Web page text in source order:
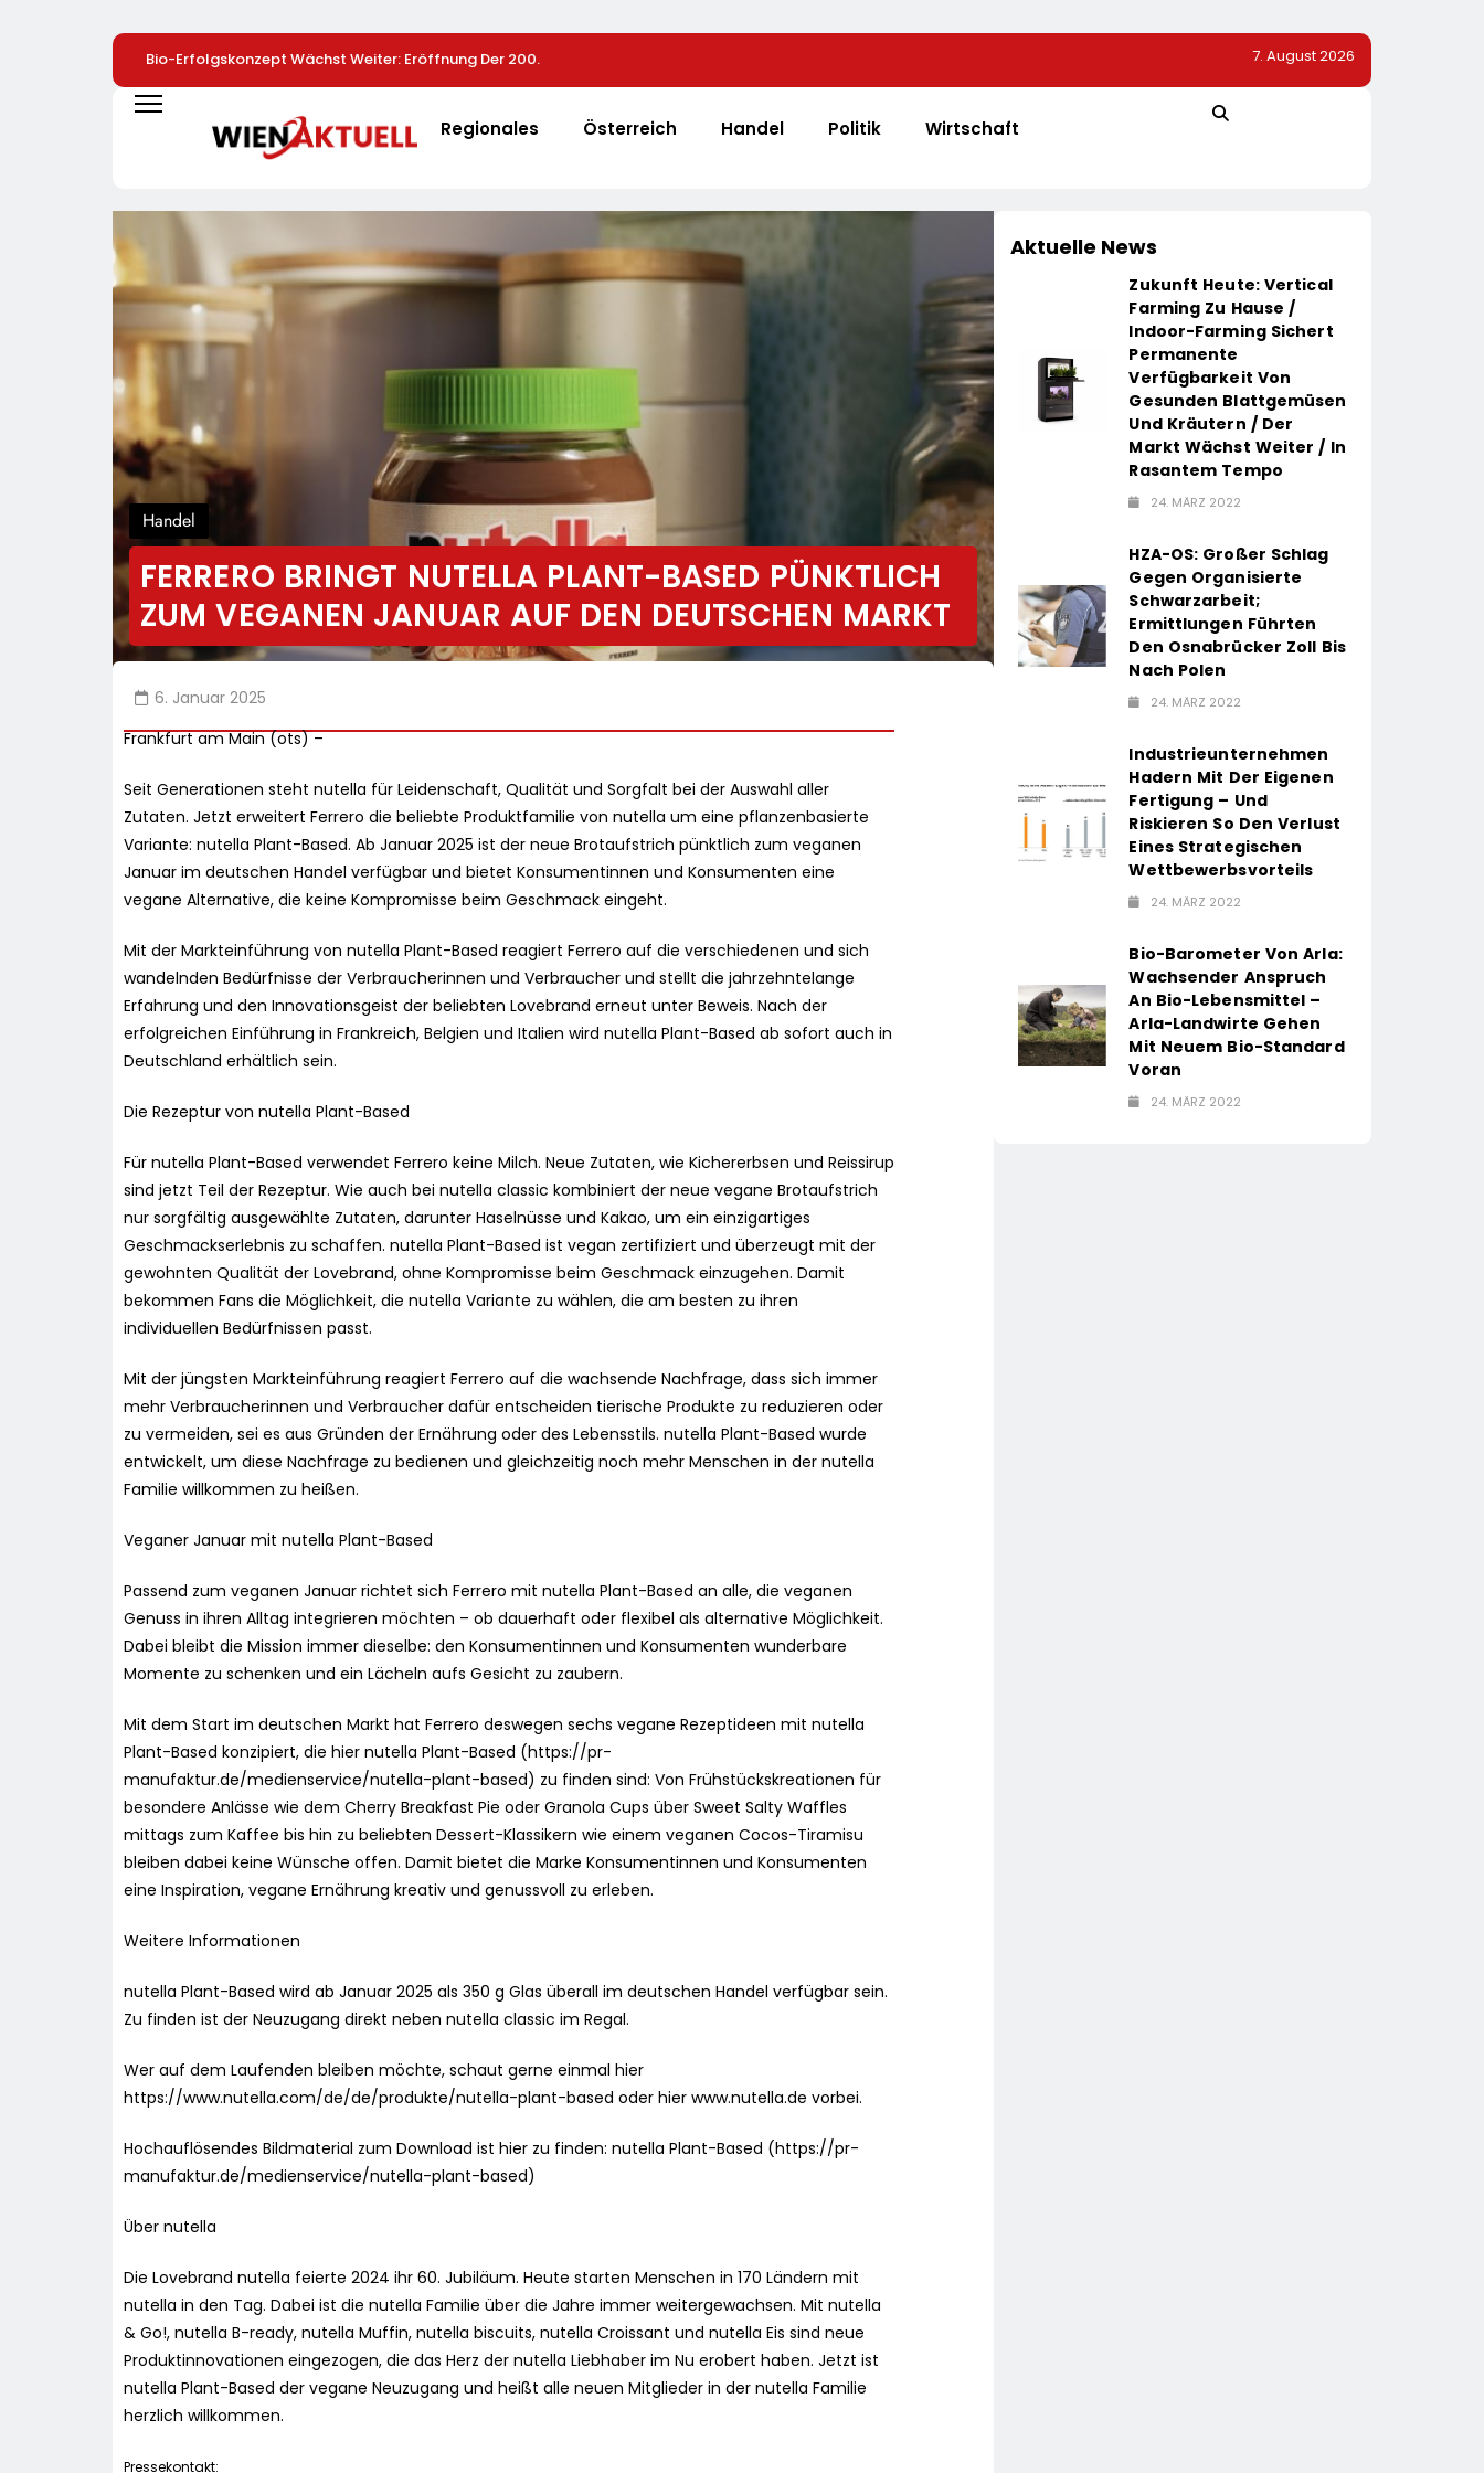
Bio-Erfolgskonzept Wächst Weiter: Eröffnung Der 200.
NATURKIND-Welt Bei EDEKA
Überwachen
40 Jahre Nach Chornobyl: Greenpeace-Aktive
Unterstützung Bei Wiederaufbau Der Zerstörten
Greenpeace-Report Dokumentiert Folgen Des
7. August 2026
Regionales Österreich Handel Politik Wirtschaft
Handel
FERRERO BRINGT NUTELLA PLANT-BASED PÜNKTLICH
ZUM VEGANEN JANUAR AUF DEN DEUTSCHEN MARKT
6. Januar 2025
Frankfurt am Main (ots) –
Seit Generationen steht nutella für Leidenschaft, Qualität und Sorgfalt bei der Auswahl aller
Zutaten. Jetzt erweitert Ferrero die beliebte Produktfamilie von nutella um eine pflanzenbasierte
Variante: nutella Plant-Based. Ab Januar 2025 ist der neue Brotaufstrich pünktlich zum veganen
Januar im deutschen Handel verfügbar und bietet Konsumentinnen und Konsumenten eine
vegane Alternative, die keine Kompromisse beim Geschmack eingeht.
Mit der Markteinführung von nutella Plant-Based reagiert Ferrero auf die verschiedenen und sich
wandelnden Bedürfnisse der Verbraucherinnen und Verbraucher und stellt die jahrzehntelange
Erfahrung und den Innovationsgeist der beliebten Lovebrand erneut unter Beweis. Nach der
erfolgreichen Einführung in Frankreich, Belgien und Italien wird nutella Plant-Based ab sofort auch in
Deutschland erhältlich sein.
Die Rezeptur von nutella Plant-Based
Für nutella Plant-Based verwendet Ferrero keine Milch. Neue Zutaten, wie Kichererbsen und Reissirup
sind jetzt Teil der Rezeptur. Wie auch bei nutella classic kombiniert der neue vegane Brotaufstrich
nur sorgfältig ausgewählte Zutaten, darunter Haselnüsse und Kakao, um ein einzigartiges
Geschmackserlebnis zu schaffen. nutella Plant-Based ist vegan zertifiziert und überzeugt mit der
gewohnten Qualität der Lovebrand, ohne Kompromisse beim Geschmack einzugehen. Damit
bekommen Fans die Möglichkeit, die nutella Variante zu wählen, die am besten zu ihren
individuellen Bedürfnissen passt.
Mit der jüngsten Markteinführung reagiert Ferrero auf die wachsende Nachfrage, dass sich immer
mehr Verbraucherinnen und Verbraucher dafür entscheiden tierische Produkte zu reduzieren oder
zu vermeiden, sei es aus Gründen der Ernährung oder des Lebensstils. nutella Plant-Based wurde
entwickelt, um diese Nachfrage zu bedienen und gleichzeitig noch mehr Menschen in der nutella
Familie willkommen zu heißen.
Veganer Januar mit nutella Plant-Based
Passend zum veganen Januar richtet sich Ferrero mit nutella Plant-Based an alle, die veganen
Genuss in ihren Alltag integrieren möchten – ob dauerhaft oder flexibel als alternative Möglichkeit.
Dabei bleibt die Mission immer dieselbe: den Konsumentinnen und Konsumenten wunderbare
Momente zu schenken und ein Lächeln aufs Gesicht zu zaubern.
Mit dem Start im deutschen Markt hat Ferrero deswegen sechs vegane Rezeptideen mit nutella
Plant-Based konzipiert, die hier nutella Plant-Based (https://pr-
manufaktur.de/medienservice/nutella-plant-based) zu finden sind: Von Frühstückskreationen für
besondere Anlässe wie dem Cherry Breakfast Pie oder Granola Cups über Sweet Salty Waffles
mittags zum Kaffee bis hin zu beliebten Dessert-Klassikern wie einem veganen Cocos-Tiramisu
bleiben dabei keine Wünsche offen. Damit bietet die Marke Konsumentinnen und Konsumenten
eine Inspiration, vegane Ernährung kreativ und genussvoll zu erleben.
Weitere Informationen
nutella Plant-Based wird ab Januar 2025 als 350 g Glas überall im deutschen Handel verfügbar sein.
Zu finden ist der Neuzugang direkt neben nutella classic im Regal.
Wer auf dem Laufenden bleiben möchte, schaut gerne einmal hier
https://www.nutella.com/de/de/produkte/nutella-plant-based oder hier www.nutella.de vorbei.
Hochauflösendes Bildmaterial zum Download ist hier zu finden: nutella Plant-Based (https://pr-
manufaktur.de/medienservice/nutella-plant-based)
Über nutella
Die Lovebrand nutella feierte 2024 ihr 60. Jubiläum. Heute starten Menschen in 170 Ländern mit
nutella in den Tag. Dabei ist die nutella Familie über die Jahre immer weitergewachsen. Mit nutella
& Go!, nutella B-ready, nutella Muffin, nutella biscuits, nutella Croissant und nutella Eis sind neue
Produktinnovationen eingezogen, die das Herz der nutella Liebhaber im Nu erobert haben. Jetzt ist
nutella Plant-Based der vegane Neuzugang und heißt alle neuen Mitglieder in der nutella Familie
herzlich willkommen.
Pressekontakt:
Aktuelle News
Zukunft Heute: Vertical
Farming Zu Hause /
Indoor-Farming Sichert
Permanente
Verfügbarkeit Von
Gesunden Blattgemüsen
Und Kräutern / Der
Markt Wächst Weiter / In
Rasantem Tempo
24. MÄRZ 2022
HZA-OS: Großer Schlag
Gegen Organisierte
Schwarzarbeit;
Ermittlungen Führten
Den Osnabrücker Zoll Bis
Nach Polen
24. MÄRZ 2022
Industrieunternehmen
Hadern Mit Der Eigenen
Fertigung – Und
Riskieren So Den Verlust
Eines Strategischen
Wettbewerbsvorteils
24. MÄRZ 2022
Bio-Barometer Von Arla:
Wachsender Anspruch
An Bio-Lebensmittel –
Arla-Landwirte Gehen
Mit Neuem Bio-Standard
Voran
24. MÄRZ 2022